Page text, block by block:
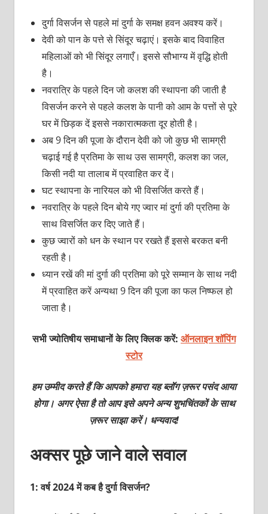
दुर्गा विसर्जन से पहले मां दुर्गा के समक्ष हवन अवश्य करें।
देवी को पान के पत्ते से सिंदूर चढ़ाएं। इसके बाद विवाहित
महिलाओं को भी सिंदूर लगाएँ। इससे सौभाग्य में वृद्धि होती
है।
नवरात्रि के पहले दिन जो कलश की स्थापना की जाती है
विसर्जन करने से पहले कलश के पानी को आम के पत्तों से पूरे
घर में छिड़क दें इससे नकारात्मकता दूर होती है।
अब 9 दिन की पूजा के दौरान देवी को जो कुछ भी सामग्री
चढ़ाई गई है प्रतिमा के साथ उस सामग्री, कलश का जल,
किसी नदी या तालाब में प्रवाहित कर दें।
घट स्थापना के नारियल को भी विसर्जित करते हैं।
नवरात्रि के पहले दिन बोये गए ज्वार मां दुर्गा की प्रतिमा के
साथ विसर्जित कर दिए जाते हैं।
कुछ ज्वारों को धन के स्थान पर रखते हैं इससे बरकत बनी
रहती है।
ध्यान रखें की मां दुर्गा की प्रतिमा को पूरे सम्मान के साथ नदी
में प्रवाहित करें अन्यथा 9 दिन की पूजा का फल निष्फल हो
जाता है।
सभी ज्योतिषीय समाधानों के लिए क्लिक करें: ऑनलाइन शॉपिंग
स्टोर
हम उम्मीद करते हैं कि आपको हमारा यह ब्लॉग ज़रूर पसंद आया
होगा। अगर ऐसा है तो आप इसे अपने अन्य शुभचिंतकों के साथ
ज़रूर साझा करें। धन्यवाद!
अक्सर पूछे जाने वाले सवाल
1: वर्ष 2024 में कब है दुर्गा विसर्जन?